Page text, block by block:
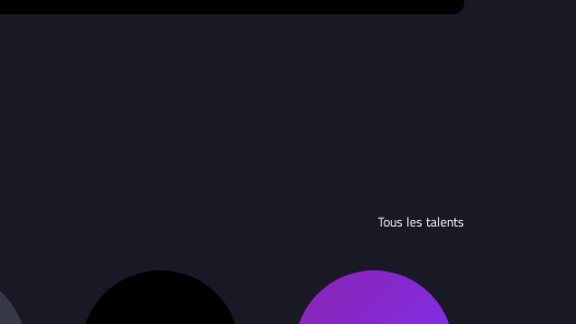
Tous les talents